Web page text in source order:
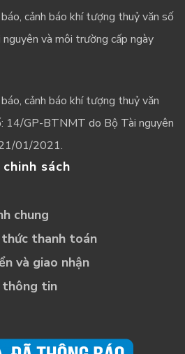
cảnh báo khí tượng thuỷ văn số
và môi trường cấp ngày
cảnh báo khí tượng thuỷ văn
14/GP-BTNMT do Bộ Tài nguyên
01/2021.
sách
chung
thức thanh toán
và giao nhận
thông tin